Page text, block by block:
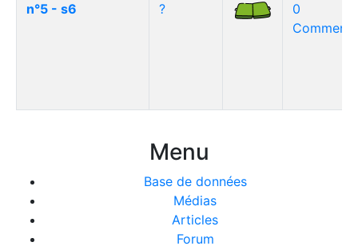
n°5 - s6 ?
0
Menu
Base de données
Médias
Articles
Forum